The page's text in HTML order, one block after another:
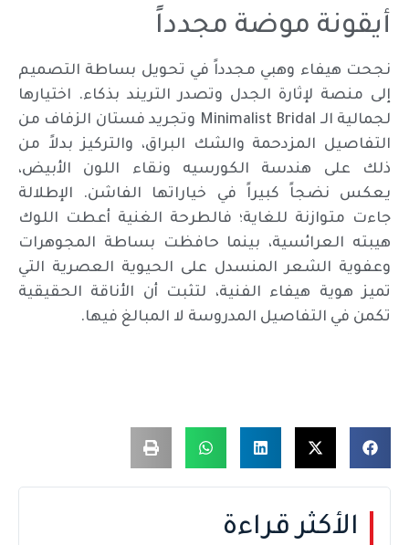
أيقونة موضة مجدداً
نجحت هيفاء وهبي مجدداً في تحويل بساطة التصميم
إلى منصة لإثارة الجدل وتصدر التريند بذكاء. اختيارها
لجمالية الـ Minimalist Bridal وتجريد فستان الزفاف من
التفاصيل المزدحمة والشك البراق، والتركيز بدلاً من
ذلك على هندسة الكورسيه ونقاء اللون الأبيض،
يعكس نضجاً كبيراً في خياراتها الفاشن. الإطلالة
جاءت متوازنة للغاية؛ فالطرحة الغنية أعطت اللوك
هيبته العرائسية، بينما حافظت بساطة المجوهرات
وعفوية الشعر المنسدل على الحيوية العصرية التي
تميز هوية هيفاء الفنية، لتثبت أن الأناقة الحقيقية
تكمن في التفاصيل المدروسة لا المبالغ فيها.
الأكثر قراءة